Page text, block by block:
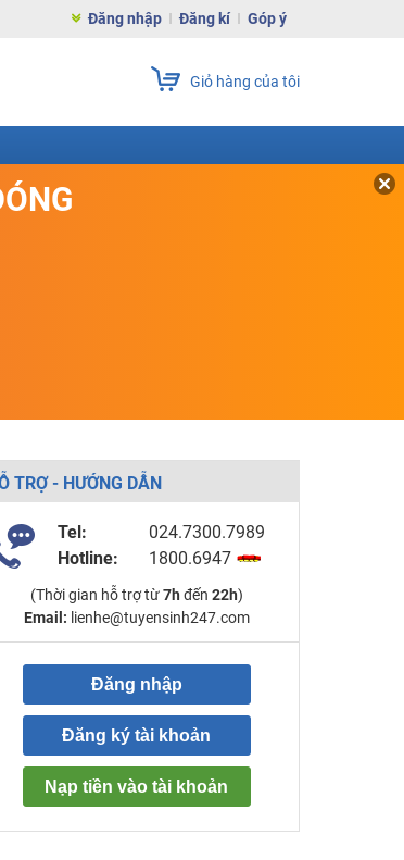
Đăng nhập Đăng kí Góp ý
Giỏ hàng của tôi
TRỢ - HƯỚNG DẪN
Tel:
024.7300.7989
Hotline:
1800.6947
(Thời gian hỗ trợ từ7h đến 22h)
Email: lienhe@tuyensinh247.com
Đăng nhập
Đăng ký tài khoản
Nạp tiền vào tài khoản